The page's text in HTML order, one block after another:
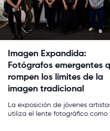
Imagen Expandida:
Fotógrafos emergentes
rompen los límites de la
imagen tradicional
La exposición de jóvenes
utiliza el lente fotográfico como